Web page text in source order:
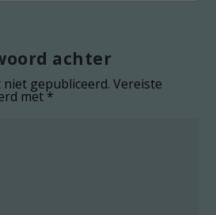
achter
niet gepubliceerd. Vereiste
met*